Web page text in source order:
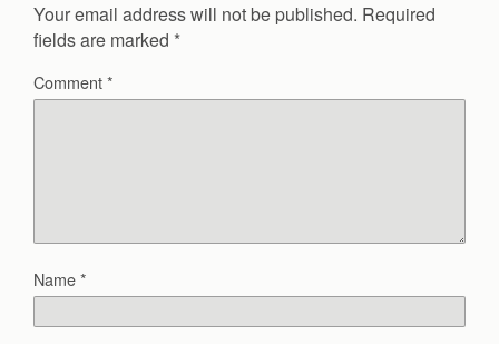
Your email address will not be published. Required
fields are marked *
Comment*
Name*